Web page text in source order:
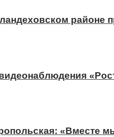
районе
«Вместе